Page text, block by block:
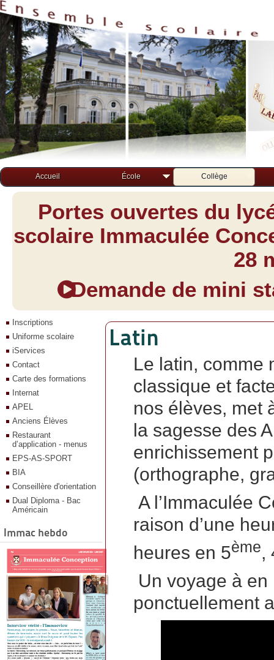
Accueil École Collège
Portes ouvertes du
scolaire Immaculée
28
Demande de mini
Inscriptions
Uniforme scolaire
iServices
Contact
Carte des formations
Internat
APEL
Anciens Élèves
Restaurant
d’application - menus
EPS-AS-SPORT
BIA
Conseillère d'orientation
Dual Diploma - Bac
Américain
Immac hebdo
Latin
Le latin, comme
classique et
nos élèves, met
la sagesse des
enrichissement
(orthographe,
A l’Immaculée
raison d’une
heures en 5ème,
Un voyage à
ponctuellement